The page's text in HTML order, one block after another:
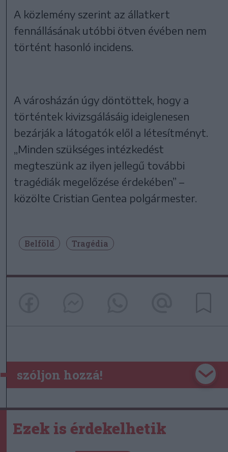
A közlemény szerint az állatkert
fennállásának utóbbi ötven évében nem
történt hasonló incidens.
A városházán úgy döntöttek, hogy a
történtek kivizsgálásáig ideiglenesen
bezárják a látogatók elől a létesítményt.
„Minden szükséges intézkedést
megteszünk az ilyen jellegű további
tragédiák megelőzése érdekében” –
közölte Cristian Gentea polgármester.
Belföld Tragédia
szóljon hozzá!
Ezek is érdekelhetik